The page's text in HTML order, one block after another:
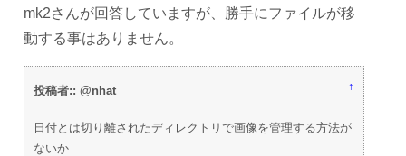
mk2さんが回答していますが、勝手にファイルが移
動する事はありません。
投稿者:: @nhat ↑
日付とは切り離されたディレクトリで画像を管理する方法が
ないか